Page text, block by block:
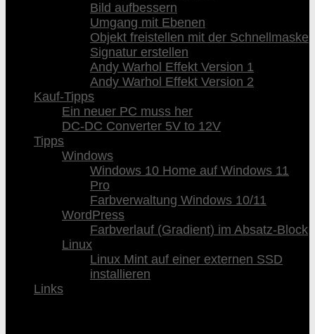
Bild aufbessern
Umgang mit Ebenen
Objekt freistellen mit der Schnellmaske
Signatur erstellen
Andy Warhol Effekt Version 1
Andy Warhol Effekt Version 2
Kauf-Tipps
Ein neuer PC muss her
DC-DC Converter 5V to 12V
Tipps
Windows
Windows 10 Home auf Windows 11
Pro
Farbverwaltung Windows 10/11
WordPress
Farbverlauf (Gradient) im Absatz-Block
Linux
Linux Mint auf einer externen SSD
installieren
Links